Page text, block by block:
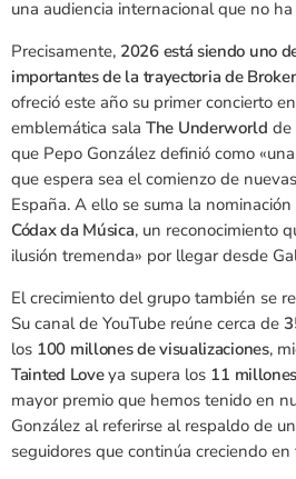
una audiencia internacional que no
Precisamente, 2026 está siendo uno
importantes de la trayectoria de
ofreció este año su primer concierto
emblemática sala The Underworld de
que Pepo González definió como
que espera sea el comienzo de
España. A ello se suma la nominación
Códax da Música, un reconocimiento
ilusión tremenda» por llegar desde
El crecimiento del grupo también se
Su canal de YouTube reúne cerca de
los 100 millones de visualizaciones,
Tainted Loveya supera los 11
mayor premio que hemos tenido en
González al referirse al respaldo de
seguidores que continúa creciendo